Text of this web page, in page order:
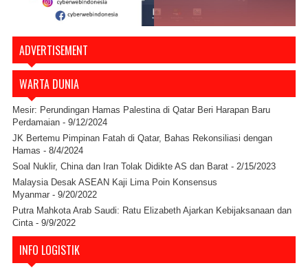
ADVERTISEMENT
WARTA DUNIA
Mesir: Perundingan Hamas Palestina di Qatar Beri Harapan Baru
Perdamaian - 9/12/2024
JK Bertemu Pimpinan Fatah di Qatar, Bahas Rekonsiliasi dengan
Hamas - 8/4/2024
Soal Nuklir, China dan Iran Tolak Didikte AS dan Barat - 2/15/2023
Malaysia Desak ASEAN Kaji Lima Poin Konsensus
Myanmar - 9/20/2022
Putra Mahkota Arab Saudi: Ratu Elizabeth Ajarkan Kebijaksanaan dan
Cinta- 9/9/2022
INFO LOGISTIK